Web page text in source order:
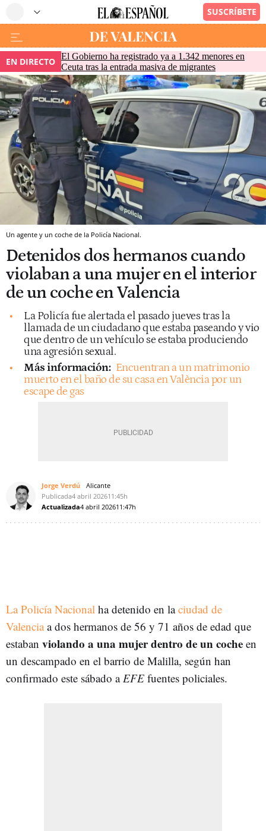
EN DIRECTO El Gobierno ha registrado ya a 1.342 menores en
Ceuta tras la entrada masiva de migrantes
Un agente y un coche de la Policía Nacional.
Detenidos dos hermanos cuando
violaban a una mujer en el interior
de un coche en Valencia
La Policía fue alertada el pasado jueves tras la
llamada de un ciudadano que estaba paseando y vio
que dentro de un vehículo se estaba produciendo
una agresión sexual.
Más información: Encuentran a un matrimonio
muerto en el baño de su casa en València por un
escape de gas
Jorge Verdú
Alicante
Publicada4 abril 202611:45h
Actualizada4 abril 202611:47h
La Policía Nacional ha detenido en laciudad de
Valenciaa dos hermanos de 56 y 71 años de edad que
estaban violando a una mujer dentro de un coche en
un descampado en el barrio de Malilla, según han
confirmado este sábado a EFE fuentes policiales.